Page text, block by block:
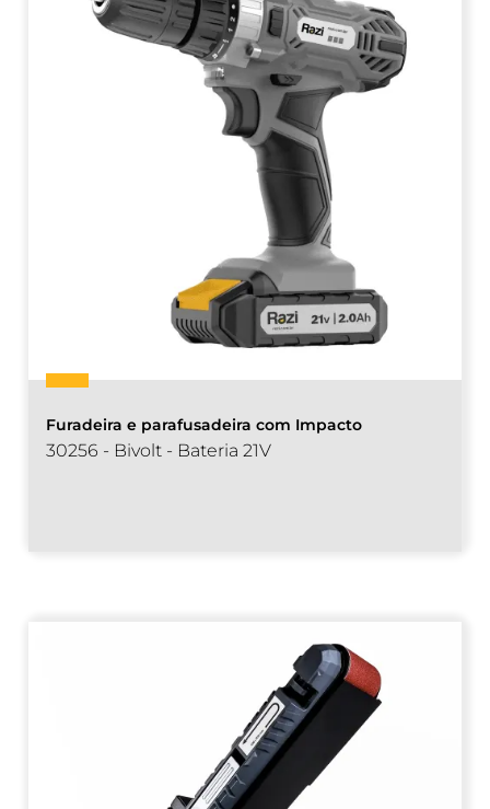
Furadeira e parafusadeira com Impacto
30256 - Bivolt - Bateria 21V